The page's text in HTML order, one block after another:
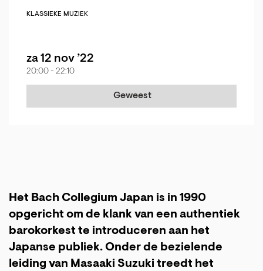
KLASSIEKE MUZIEK
za 12 nov ’22
20:00 - 22:10
Geweest
Het Bach Collegium Japan is in 1990
opgericht om de klank van een authentiek
barokorkest te introduceren aan het
Japanse publiek. Onder de bezielende
leiding van Masaaki Suzuki treedt het